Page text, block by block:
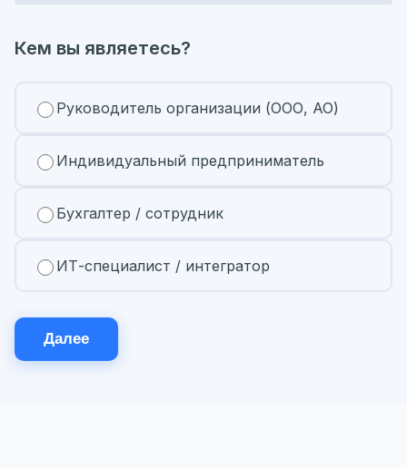
Кем вы являетесь?
Руководитель организации (ООО, АО)
Индивидуальный предприниматель
Бухгалтер / сотрудник
ИТ-специалист / интегратор
Далее